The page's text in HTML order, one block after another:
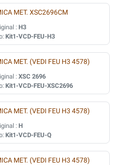
MET. XSC2696CM
: H3
Kit1-VCD-FEU-H3
MET. (VEDI FEU H3 4578)
: XSC 2696
Kit1-VCD-FEU-XSC2696
MET. (VEDI FEU H3 4578)
: H
Kit1-VCD-FEU-Q
MET. (VEDI FEU H3 4578)